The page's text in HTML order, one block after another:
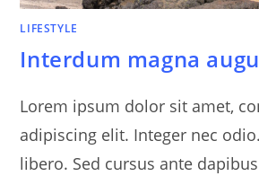
LIFESTYLE
Interdum magna
Lorem ipsum dolor sit amet,
adipiscing elit. Integer nec
libero. Sed cursus ante